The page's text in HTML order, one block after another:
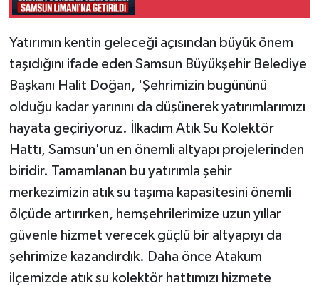
Yatırımın kentin geleceği açısından büyük önem
taşıdığını ifade eden Samsun Büyükşehir Belediye
Başkanı Halit Doğan, 'Şehrimizin bugününü
olduğu kadar yarınını da düşünerek yatırımlarımızı
hayata geçiriyoruz. İlkadım Atık Su Kolektör
Hattı, Samsun'un en önemli altyapı projelerinden
biridir. Tamamlanan bu yatırımla şehir
merkezimizin atık su taşıma kapasitesini önemli
ölçüde artırırken, hemşehrilerimize uzun yıllar
güvenle hizmet verecek güçlü bir altyapıyı da
şehrimize kazandırdık. Daha önce Atakum
ilçemizde atık su kolektör hattımızı hizmete